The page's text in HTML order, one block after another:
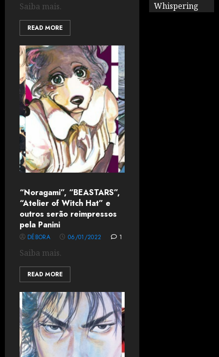
Saiba mais.
READ MORE
“Noragami”, “BEASTARS”,
“Atelier of Witch Hat” e
outros serão reimpressos
pela Panini
DÉBORA 06/01/2022 1
Saiba mais.
READ MORE
Whispering